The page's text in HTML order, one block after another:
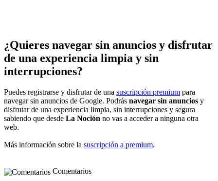
¿Quieres navegar sin anuncios y disfrutar
de una experiencia limpia y sin
interrupciones?
Puedes registrarse y disfrutar de una suscripción premium para
navegar sin anuncios de Google. Podrás navegar sin anuncios y
disfrutar de una experiencia limpia, sin interrupciones y segura
sabiendo que desde La Noción no vas a acceder a ninguna otra
web.
Más información sobre la suscripción a premium.
Comentarios